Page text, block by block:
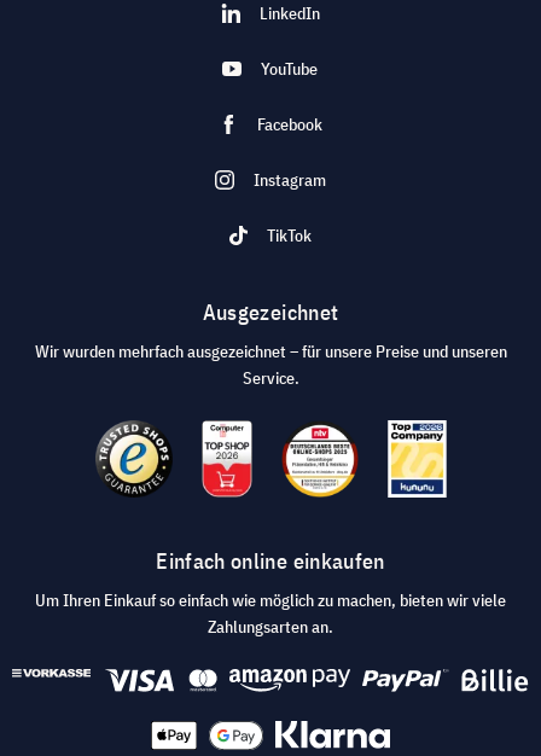
LinkedIn
YouTube
Facebook
Instagram
TikTok
Ausgezeichnet
Wir wurden mehrfach ausgezeichnet – für unsere Preise und unseren
Service.
Einfach online einkaufen
Um Ihren Einkauf so einfach wie möglich zu machen, bieten wir viele
Zahlungsarten an.